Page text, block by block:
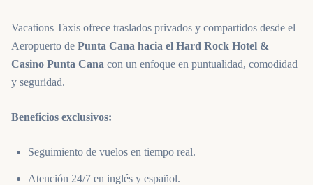
Vacations Taxis ofrece traslados privados y compartidos desde el
Aeropuerto de Punta Cana hacia el Hard Rock Hotel &
Casino Punta Cana con un enfoque en puntualidad, comodidad
y seguridad.
Beneficios exclusivos:
Seguimiento de vuelos en tiempo real.
Atención 24/7 en inglés y español.